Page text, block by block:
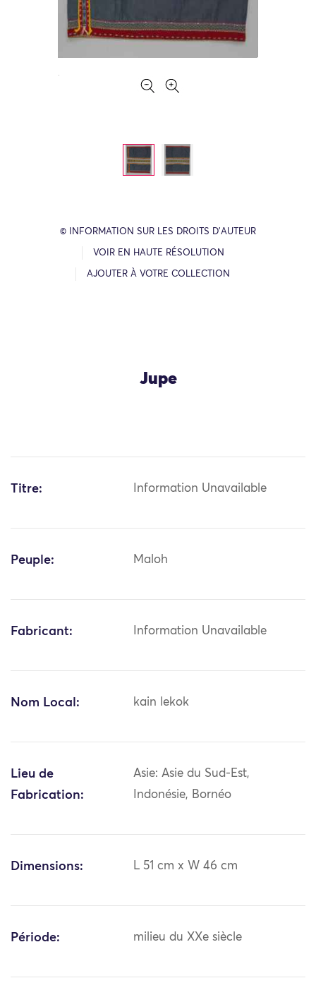
© INFORMATION SUR LES DROITS D’AUTEUR
VOIR EN HAUTE RÉSOLUTION
AJOUTER À VOTRE COLLECTION
Jupe
Titre: Information Unavailable
Peuple: Maloh
Fabricant: Information Unavailable
Nom Local: kain lekok
Lieu de
Fabrication:
Asie: Asie du Sud-Est,
Indonésie, Bornéo
Dimensions: L 51 cm x W 46 cm
Période: milieu du XXe siècle